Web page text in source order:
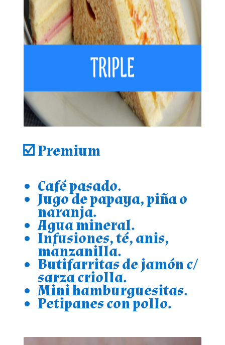
☑️Premium
Café pasado.
Jugo de papaya, piña o
naranja.
Agua mineral.
Infusiones, té, anis,
manzanilla.
Butifarritas de jamón c/
sarza criolla.
Mini hamburguesitas.
Petipanes con pollo.